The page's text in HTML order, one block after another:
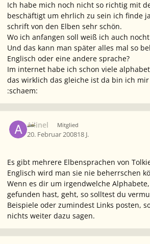
Ich habe mich noch nicht so richtig mit
beschäftigt um ehrlich zu sein ich finde
schrift von den Elben sehr schön.
Wo ich anfangen soll weiß ich auch
Und das kann man später alles mal so
Englisch oder eine andere sprache?
Im internet habe ich schon viele
das wirklich das gleiche ist da bin ich
:schaem:
Ailinel Mitglied
20. Februar 200818 J.
Es gibt mehrere Elbensprachen von
Englisch wird man sie nie beherrschen
Wenn es dir um irgendwelche
gefunden hast, geht, so solltest du
Beispiele oder zumindest Links posten,
nichts weiter dazu sagen.